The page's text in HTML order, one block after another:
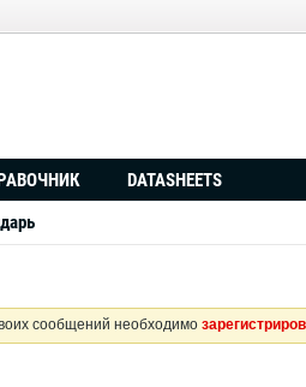
DATASHEETS
сообщений необходимо